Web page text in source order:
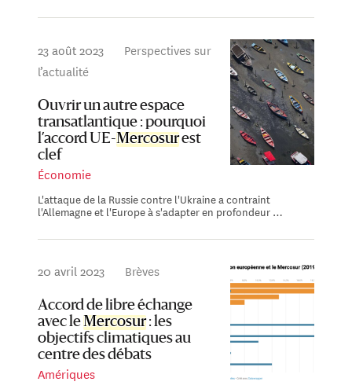
23 août 2023
Perspectives sur
l’actualité
Ouvrir un autre espace
transatlantique : pourquoi
l’accord UE-Mercosurest
clef
Économie
L'attaque de la Russie contre l'Ukraine a contraint
l'Allemagne et l'Europe à s'adapter en profondeur …
20 avril 2023 Brèves
Accord de libre échange
avec leMercosur: les
objectifs climatiques au
centre des débats
Amériques